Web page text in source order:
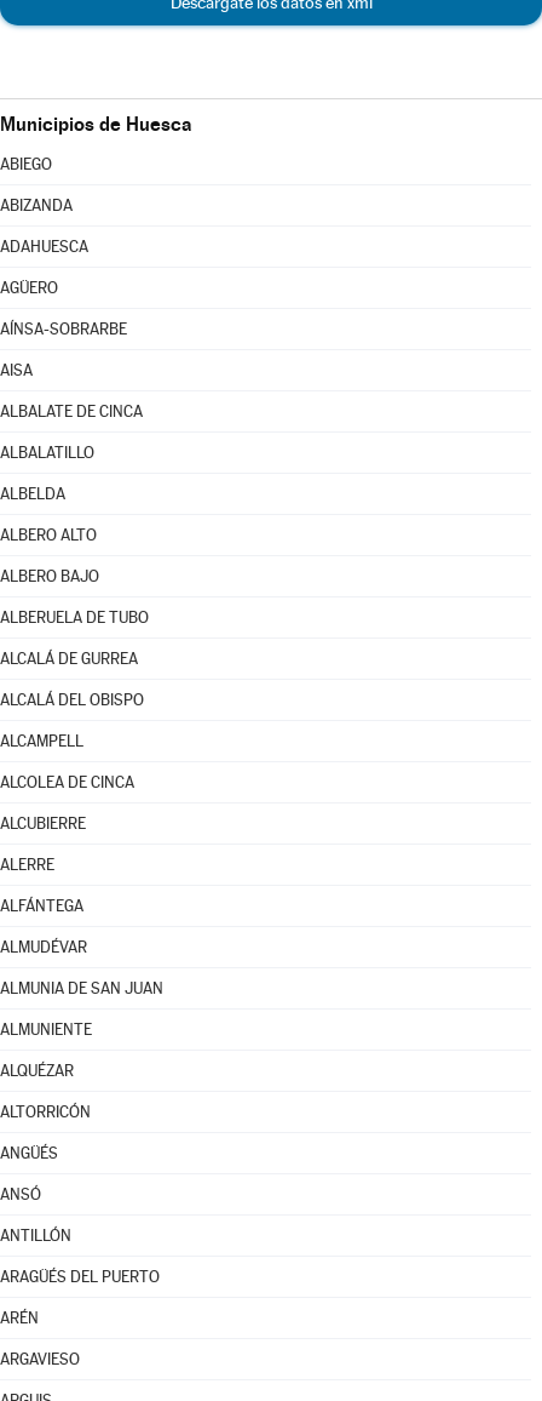
Municipios de Huesca
ABIEGO
ABIZANDA
ADAHUESCA
AGÜERO
AÍNSA-SOBRARBE
AISA
ALBALATE DE CINCA
ALBALATILLO
ALBELDA
ALBERO ALTO
ALBERO BAJO
ALBERUELA DE TUBO
ALCALÁ DE GURREA
ALCALÁ DEL OBISPO
ALCAMPELL
ALCOLEA DE CINCA
ALCUBIERRE
ALERRE
ALFÁNTEGA
ALMUDÉVAR
ALMUNIA DE SAN JUAN
ALMUNIENTE
ALQUÉZAR
ALTORRICÓN
ANGÜÉS
ANSÓ
ANTILLÓN
ARAGÜÉS DEL PUERTO
ARÉN
ARGAVIESO